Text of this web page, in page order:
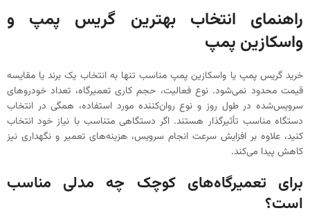
راهنمای انتخاب بهترین گریس پمپ و
واسکازین پمپ
خرید گریس پمپ یا واسکازین پمپ مناسب تنها به انتخاب یک برند یا مقایسه
قیمت محدود نمی‌شود. نوع فعالیت، حجم کاری تعمیرگاه، تعداد خودروهای
سرویس‌شده در طول روز و نوع روان‌کننده مورد استفاده، همگی در انتخاب
دستگاه مناسب تأثیرگذار هستند. اگر دستگاهی متناسب با نیاز خود انتخاب
کنید، علاوه بر افزایش سرعت انجام سرویس، هزینه‌های تعمیر و نگهداری نیز
کاهش پیدا می‌کند.
برای تعمیرگاه‌های کوچک چه مدلی مناسب
است؟